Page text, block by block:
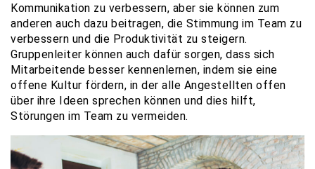
Kommunikation zu verbessern, aber sie können zum
anderen auch dazu beitragen, die Stimmung im Team zu
verbessern und die Produktivität zu steigern.
Gruppenleiter können auch dafür sorgen, dass sich
Mitarbeitende besser kennenlernen, indem sie eine
offene Kultur fördern, in der alle Angestellten offen
über ihre Ideen sprechen können und dies hilft,
Störungen im Team zu vermeiden.